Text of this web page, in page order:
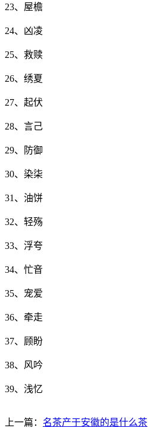
23、屋檐
24、凶凌
25、救赎
26、绣夏
27、起伏
28、言己
29、防御
30、染柒
31、油饼
32、轻殇
33、浮夸
34、忙音
35、宠爱
36、牵走
37、顾盼
38、风吟
39、浅忆
上一篇： 名茶产于安徽的是什么茶